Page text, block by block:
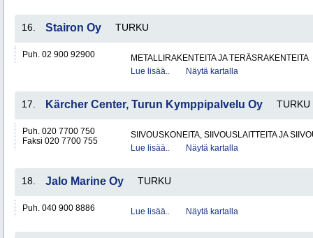
16. Stairon Oy TURKU
Puh. 02 900 92900
METALLIRAKENTEITA JA TERÄSRAKENTEITA
Lue lisää..
Näytä kartalla
17. Kärcher Center, Turun Kymppipalvelu Oy TURKU
Puh. 020 7700 750
Faksi 020 7700 755
SIIVOUSKONEITA, SIIVOUSLAITTEITA JA
Lue lisää..
Näytä kartalla
18. Jalo Marine Oy TURKU
Puh. 040 900 8886 Lue lisää.. Näytä kartalla